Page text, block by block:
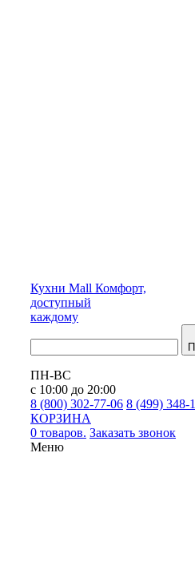
Кухни Mall Комфорт,
доступный
каждому
ПН-ВС
с 10:00 до 20:00
8 (800) 302-77-06 8 (499) 348-
КОРЗИНА
0 товаров. Заказать звонок
Меню